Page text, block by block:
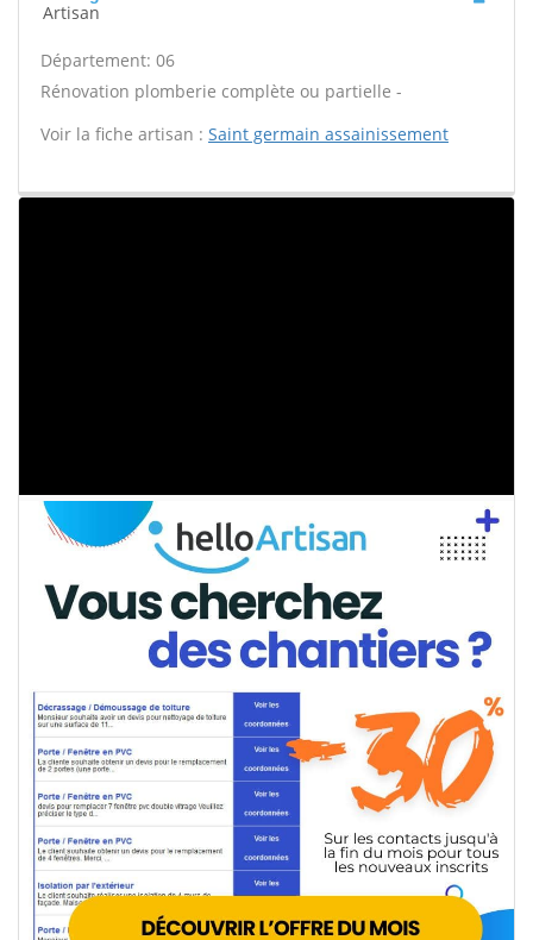
Artisan
Département: 06
Rénovation plomberie complète ou partielle -
Voir la fiche artisan : Saint germain assainissement